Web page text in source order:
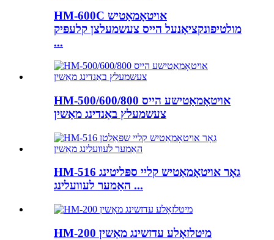
HM-600C אויטאָמאַטיש
מולטיפונקציאָנעל הייס צעשמעלצן קלעפּיק
...
HM-500/600/800 אויטאָמאַטישע הייס
צעשמעלץ באַנדינג מאַשין
HM-516 גאָר אויטאָמאַטיש קליי ספּליטינג
האַמער לעוועלינג ...
HM-200 מיטלזאָלע עדזשינג מאַשין